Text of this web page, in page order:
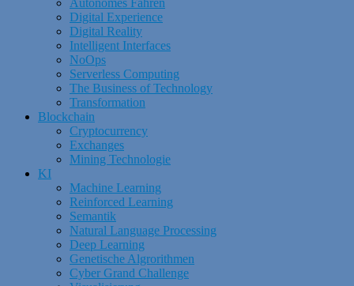
Autonomes Fahren
Digital Experience
Digital Reality
Intelligent Interfaces
NoOps
Serverless Computing
The Business of Technology
Transformation
Blockchain
Cryptocurrency
Exchanges
Mining Technologie
KI
Machine Learning
Reinforced Learning
Semantik
Natural Language Processing
Deep Learning
Genetische Algrorithmen
Cyber Grand Challenge